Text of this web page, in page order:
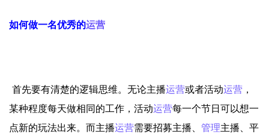
如何做一名优秀的运营
首先要有清楚的逻辑思维。无论主播运营或者活动运营 ，
某种程度每天做相同的工作，活动运营每一个节日可以想一
点新的玩法出来。而主播运营需要招募主播、 管理主播、平